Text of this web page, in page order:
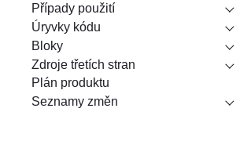
Případy použití
Úryvky kódu
Bloky
Zdroje třetích stran
Plán produktu
Seznamy změn